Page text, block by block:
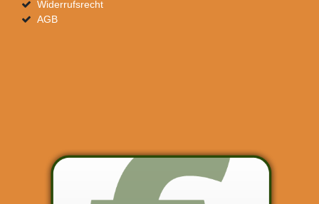
Widerrufsrecht
AGB